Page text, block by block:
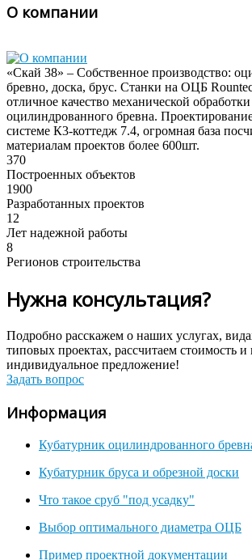
О компании
«Скай 38» – Собственное производство:
бревно, доска, брус. Станки на ОЦБ
отличное качество механической обработки
оцилиндрованного бревна.
системе К3-коттедж 7.4, огромная база
материалам проектов более 600шт.
370
Построенных объектов
1900
Разработанных проектов
12
Лет надежной работы
8
Регионов строительства
Нужна консультация?
Подробно расскажем о наших услугах,
типовых проектах, рассчитаем стоимость
индивидуальное предложение!
Задать вопрос
Информация
Кубатурник оцилиндрованного
Кубатурник бруса и обрезной доски
Что такое сруб "под усадку"
Выбор оптимального диаметра ОЦБ
Пример проектной документации